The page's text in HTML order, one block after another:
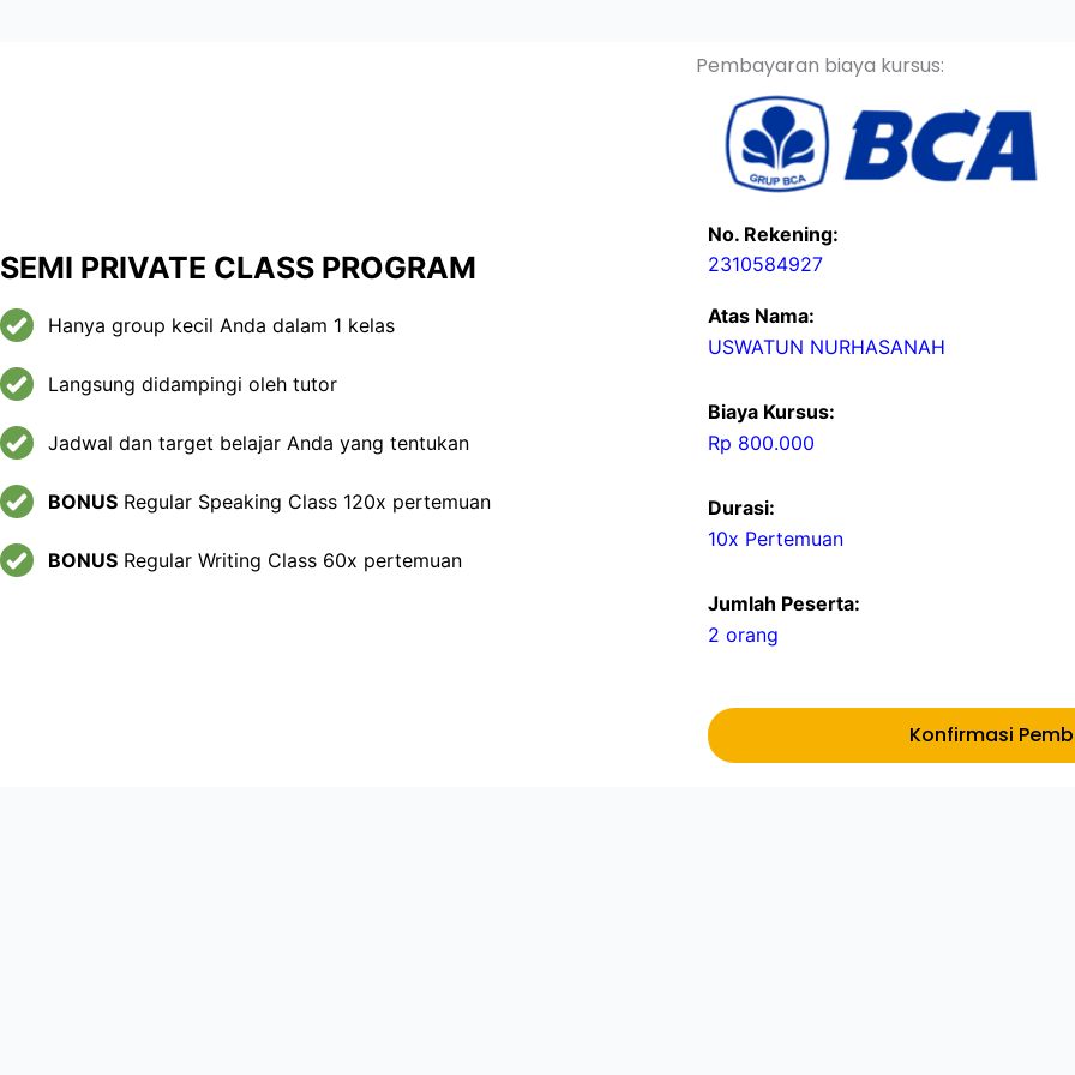
SEMI PRIVATE CLASS PROGRAM
Hanya group kecil Anda dalam 1 kelas
Langsung didampingi oleh tutor
Jadwal dan target belajar Anda yang tentukan
BONUS Regular Speaking Class 120x pertemuan
BONUS Regular Writing Class 60x pertemuan
Pembayaran biaya kursus:
No. Rekening:
2310584927
Atas Nama:
USWATUN NURHASANAH
Biaya Kursus:
Rp 800.000
Durasi:
10x Pertemuan
Jumlah Peserta:
2 orang
Konfirmasi